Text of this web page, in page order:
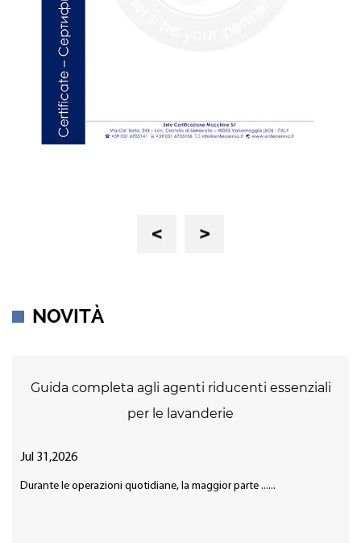
Previous Next
NOVITÀ
Guida completa agli agenti riducenti essenziali
per le lavanderie
Jul 31,2026
Durante le operazioni quotidiane, la maggior parte ......